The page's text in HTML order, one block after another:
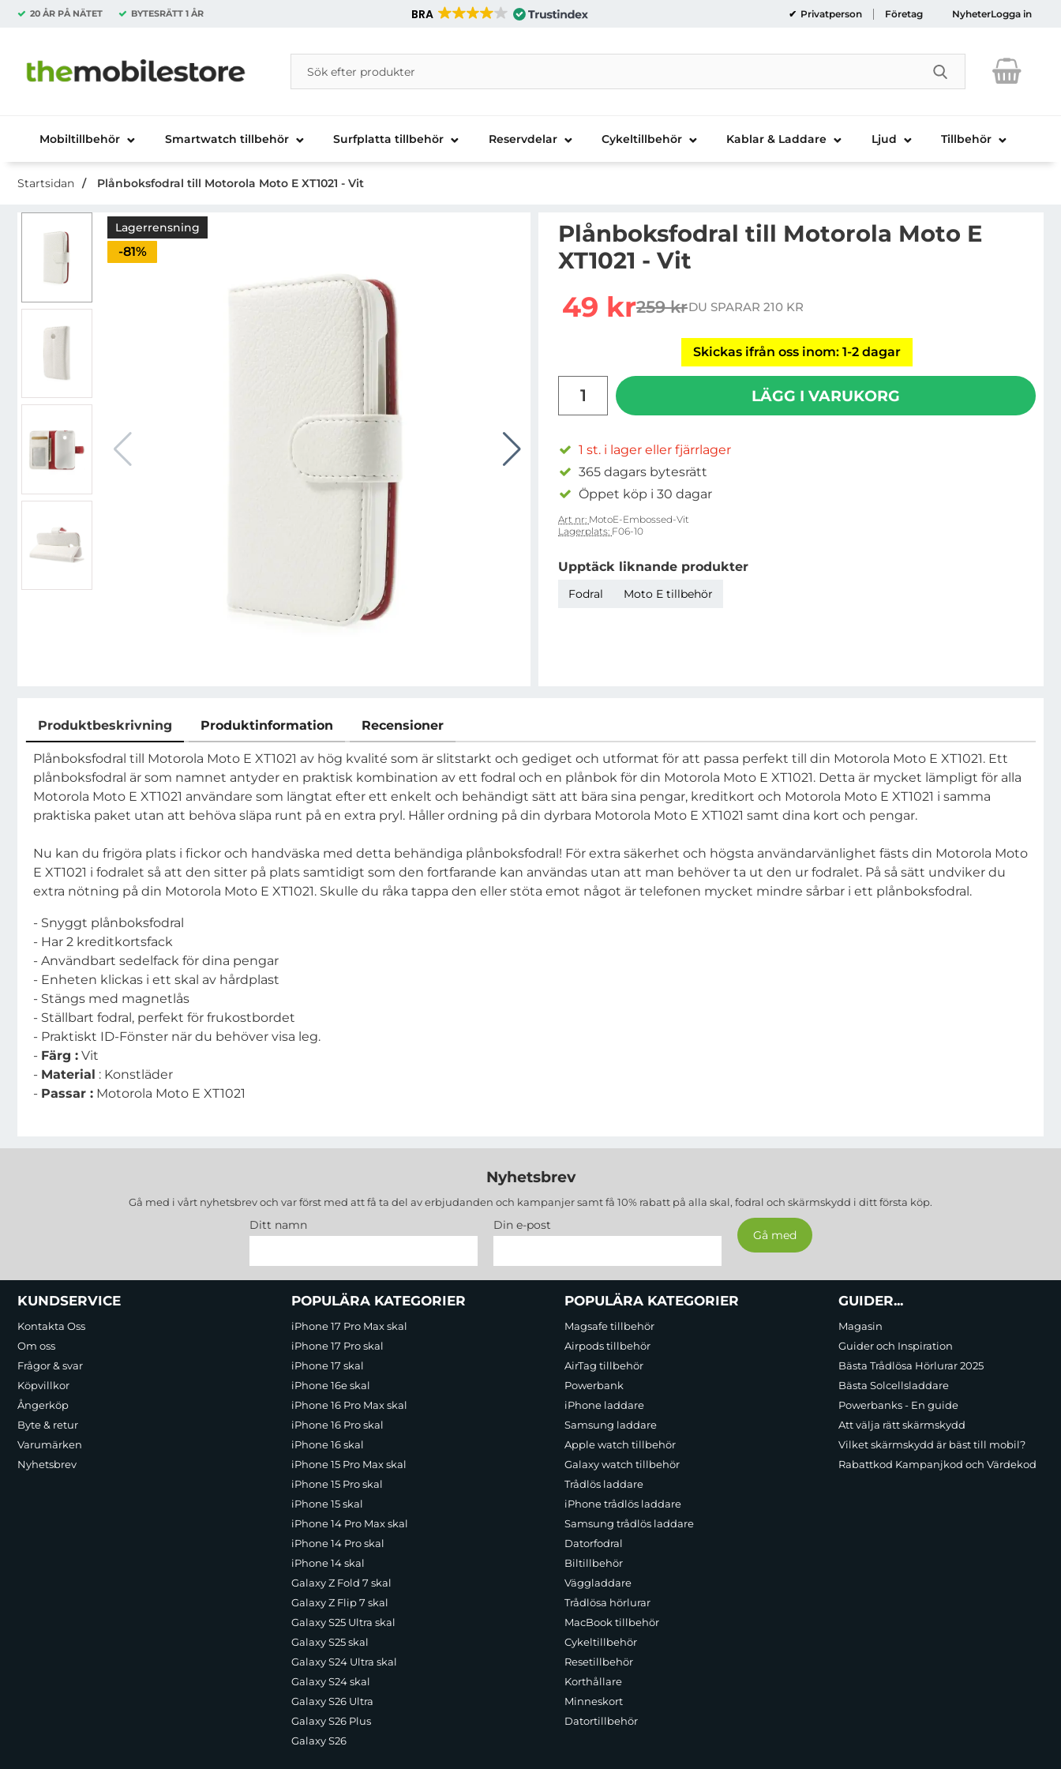
20 ÅR PÅ NÄTET BYTESRÄTT 1 ÅR BRA Privatperson Företag NyheterLogga in
Startsidan för Danira Telecom AB
Sök
Sök på Danira Telecom AB
Genomför
Mobiltillbehör Smartwatch tillbehör Surfplatta tillbehör Reservdelar Cykeltillbehör Kablar & Laddare Ljud Tillbehör
Startsidan Plånboksfodral till Motorola Moto E XT1021 - Vit
Lagerrensning
Priset är nedsatt med
-81%
Plånboksfodral till Motorola Moto E
XT1021 - Vit
rea pris
49 krtidigare pris
259 krDU SPARAR 210 KR
Skickas ifrån oss inom: 1-2 dagar
LÄGG I VARUKORG
1 st. i lager eller fjärrlager
365 dagars bytesrätt
Öppet köp i 30 dagar
Art nr: MotoE-Embossed-Vit
Lagerplats: F06-10
Upptäck liknande produkter
Fodral Moto E tillbehör
Produktbeskrivning Produktinformation Recensioner
Produktbeskrivning
Plånboksfodral till Motorola Moto E XT1021 av hög kvalité som är slitstarkt och gediget och utformat för att passa perfekt till din Motorola Moto E XT1021. Ett
plånboksfodral är som namnet antyder en praktisk kombination av ett fodral och en plånbok för din Motorola Moto E XT1021. Detta är mycket lämpligt för alla
Motorola Moto E XT1021 användare som längtat efter ett enkelt och behändigt sätt att bära sina pengar, kreditkort och Motorola Moto E XT1021 i samma
praktiska paket utan att behöva släpa runt på en extra pryl. Håller ordning på din dyrbara Motorola Moto E XT1021 samt dina kort och pengar.
Nu kan du frigöra plats i fickor och handväska med detta behändiga plånboksfodral! För extra säkerhet och högsta användarvänlighet fästs din Motorola Moto
E XT1021 i fodralet så att den sitter på plats samtidigt som den fortfarande kan användas utan att man behöver ta ut den ur fodralet. På så sätt undviker du
extra nötning på din Motorola Moto E XT1021. Skulle du råka tappa den eller stöta emot något är telefonen mycket mindre sårbar i ett plånboksfodral.
- Snyggt plånboksfodral
- Har 2 kreditkortsfack
- Användbart sedelfack för dina pengar
- Enheten klickas i ett skal av hårdplast
- Stängs med magnetlås
- Ställbart fodral, perfekt för frukostbordet
- Praktiskt ID-Fönster när du behöver visa leg.
- Färg : Vit
- Material : Konstläder
- Passar : Motorola Moto E XT1021
Nyhetsbrev
Gå med i vårt nyhetsbrev och var först med att få ta del av erbjudanden och kampanjer samt få 10% rabatt på alla skal, fodral och skärmskydd i ditt första köp.
Ditt namn Din e-post
Sidfot Blandad info och länkar
KUNDSERVICE
Kontakta Oss
Om oss
Frågor & svar
Köpvillkor
Ångerköp
Byte & retur
Varumärken
Nyhetsbrev
POPULÄRA KATEGORIER
iPhone 17 Pro Max skal
iPhone 17 Pro skal
iPhone 17 skal
iPhone 16e skal
iPhone 16 Pro Max skal
iPhone 16 Pro skal
iPhone 16 skal
iPhone 15 Pro Max skal
iPhone 15 Pro skal
iPhone 15 skal
iPhone 14 Pro Max skal
iPhone 14 Pro skal
iPhone 14 skal
Galaxy Z Fold 7 skal
Galaxy Z Flip 7 skal
Galaxy S25 Ultra skal
Galaxy S25 skal
Galaxy S24 Ultra skal
Galaxy S24 skal
Galaxy S26 Ultra
Galaxy S26 Plus
Galaxy S26
POPULÄRA KATEGORIER
Magsafe tillbehör
Airpods tillbehör
AirTag tillbehör
Powerbank
iPhone laddare
Samsung laddare
Apple watch tillbehör
Galaxy watch tillbehör
Trådlös laddare
iPhone trådlös laddare
Samsung trådlös laddare
Datorfodral
Biltillbehör
Väggladdare
Trådlösa hörlurar
MacBook tillbehör
Cykeltillbehör
Resetillbehör
Korthållare
Minneskort
Datortillbehör
GUIDER...
Magasin
Guider och Inspiration
Bästa Trådlösa Hörlurar 2025
Bästa Solcellsladdare
Powerbanks - En guide
Att välja rätt skärmskydd
Vilket skärmskydd är bäst till mobil?
Rabattkod Kampanjkod och Värdekod